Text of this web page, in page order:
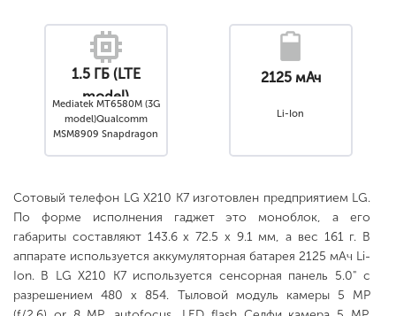
1.5 ГБ (LTE
model)
Mediatek MT6580M (3G
model)Qualcomm
MSM8909 Snapdragon
2125 мАч
Li-Ion
Сотовый телефон LG X210 K7 изготовлен предприятием LG.
По форме исполнения гаджет это моноблок, а его
габариты составляют 143.6 x 72.5 x 9.1 мм, а вес 161 г. В
аппарате используется аккумуляторная батарея 2125 мАч Li-
Ion. В LG X210 K7 используется сенсорная панель 5.0" с
разрешением 480 x 854. Тыловой модуль камеры 5 MP